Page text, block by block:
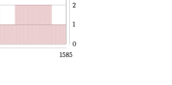
1585
0
1
2